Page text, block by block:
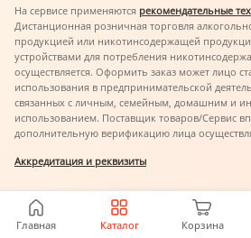
Главная Каталог Корзина
На сервисе применяются рекомендательные
Дистанционная розничная торговля
продукцией или никотинсодержащей
устройствами для потребления
осуществляется. Оформить заказ может лицо
использования в предпринимательской
связанных с личным, семейным, домашним и
использованием. Поставщик товаров/Сервис
дополнительную верификацию лица
Аккредитация и реквизиты